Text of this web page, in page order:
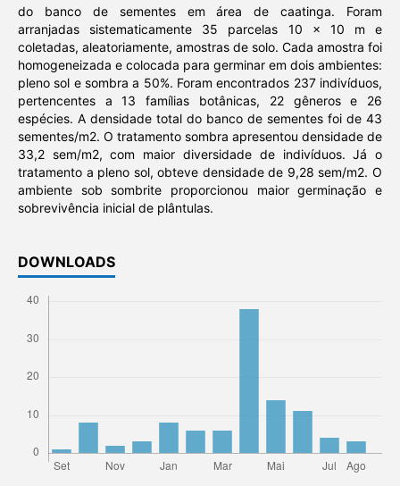
do banco de sementes em área de caatinga. Foram
arranjadas sistematicamente 35 parcelas 10 x 10 m e
coletadas, aleatoriamente, amostras de solo. Cada amostra foi
homogeneizada e colocada para germinar em dois ambientes:
pleno sol e sombra a 50%. Foram encontrados 237 indivíduos,
pertencentes a 13 famílias botânicas, 22 gêneros e 26
espécies. A densidade total do banco de sementes foi de 43
sementes/m2. O tratamento sombra apresentou densidade de
33,2 sem/m2, com maior diversidade de indivíduos. Já o
tratamento a pleno sol, obteve densidade de 9,28 sem/m2. O
ambiente sob sombrite proporcionou maior germinação e
sobrevivência inicial de plântulas.
DOWNLOADS